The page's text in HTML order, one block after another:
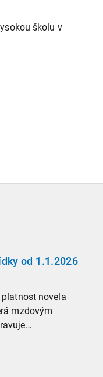
školu v
od 1.1.2026
novela
mzdovým
změny,